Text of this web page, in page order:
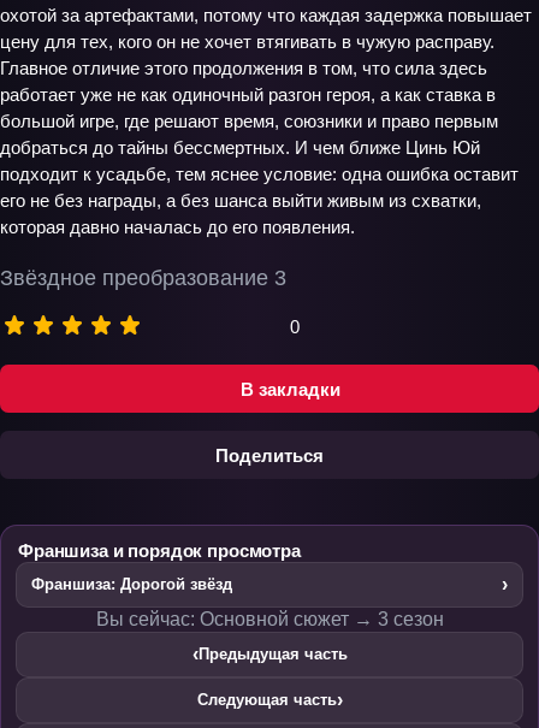
В закладки
Поделиться
Звёздное преобразование 3
0
охотой за артефактами, потому что каждая задержка повышает
цену для тех, кого он не хочет втягивать в чужую расправу.
Главное отличие этого продолжения в том, что сила здесь
работает уже не как одиночный разгон героя, а как ставка в
большой игре, где решают время, союзники и право первым
добраться до тайны бессмертных. И чем ближе Цинь Юй
подходит к усадьбе, тем яснее условие: одна ошибка оставит
его не без награды, а без шанса выйти живым из схватки,
которая давно началась до его появления.
Франшиза и порядок просмотра
Франшиза: Дорогой звёзд
›
Вы сейчас: Основной сюжет → 3 сезон
‹Предыдущая часть
Следующая часть›